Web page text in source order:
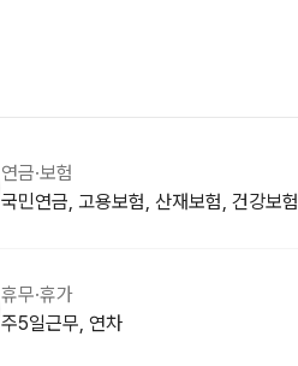
연금·보험
국민연금, 고용보험, 산재보험, 건강보험
휴무·휴가
주5일근무, 연차